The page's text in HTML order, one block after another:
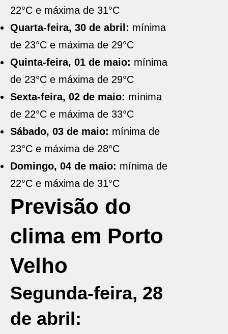
22°C e máxima de 31°C
Quarta-feira, 30 de abril: mínima
de 23°C e máxima de 29°C
Quinta-feira, 01 de maio: mínima
de 23°C e máxima de 29°C
Sexta-feira, 02 de maio: mínima
de 22°C e máxima de 33°C
Sábado, 03 de maio: mínima de
23°C e máxima de 28°C
Domingo, 04 de maio: mínima de
22°C e máxima de 31°C
Previsão do
clima em Porto
Velho
Segunda-feira, 28
de abril: